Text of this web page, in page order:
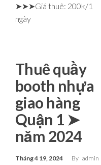
➤➤➤Giá thuê: 200k/1
ngày
Thuê quầy
booth nhựa
giao hàng
Quận 1 ➤
năm 2024
Tháng 4 19, 2024 By admin